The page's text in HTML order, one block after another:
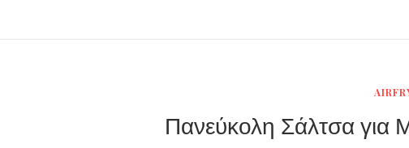
Πανεύκολη Σάλτσα